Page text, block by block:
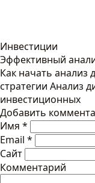
Инвестиции
Эффективный
Как начать анализ
стратегии Анализ
инвестиционных
Добавить
Имя *
Email *
Сайт
Комментарий